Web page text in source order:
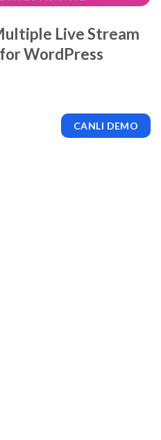
Live Stream
WordPress
CANLI DEMO